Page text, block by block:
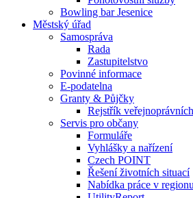
Bowling bar Jesenice
Městský úřad
Samospráva
Rada
Zastupitelstvo
Povinné informace
E-podatelna
Granty & Půjčky
Rejstřík
Servis pro občany
Formuláře
Vyhlášky a nařízení
Czech POINT
Řešení životních situací
Nabídka práce v regionu